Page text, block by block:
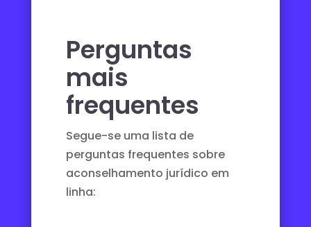
Perguntas
mais
frequentes
Segue-se uma lista de
perguntas frequentes sobre
aconselhamento jurídico em
linha: